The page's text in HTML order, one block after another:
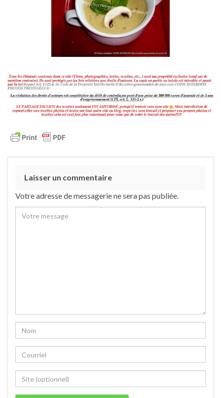
Laisser un commentaire
Votre adresse de messagerie ne sera pas publiée.